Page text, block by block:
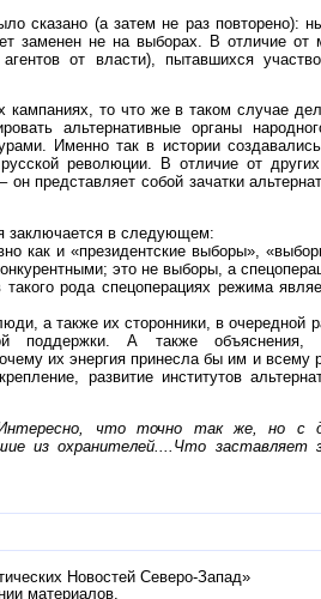
сказано (а затем не раз повторено):
заменен не на выборах. В отличие
агентов от власти), пытавшихся
то что же в таком случае
альтернативные органы
Именно так в истории
революции. В отличие от
представляет собой зачатки
заключается в следующем:
как и «президентские выборы»,
это не выборы, а
такого рода спецоперациях режима
а также их сторонники, в очередной
поддержки. А также
их энергия принесла бы им и
развитие институтов
что точно так же, но с
из охранителей....Что
Новостей Северо-Запад»
материалов,